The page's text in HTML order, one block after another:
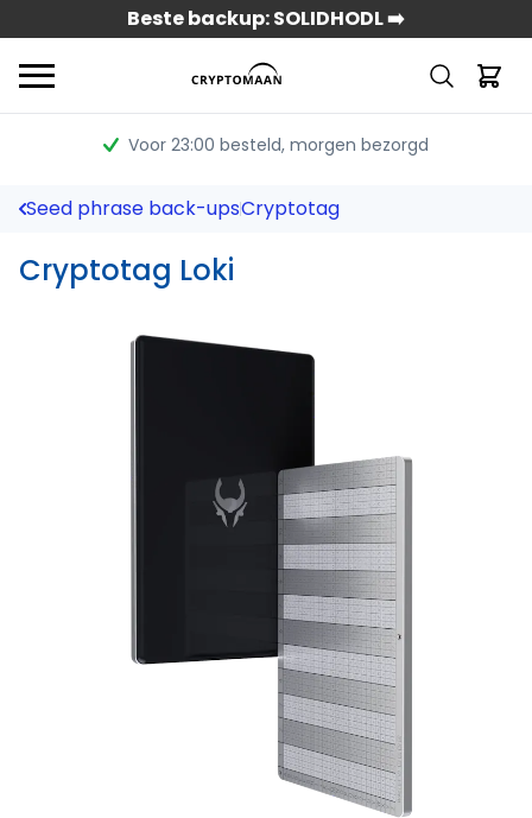
Beste backup: SOLIDHODL ➡️
Voor 23:00 besteld, morgen bezorgd
Seed phrase back-upsCryptotag
Cryptotag Loki